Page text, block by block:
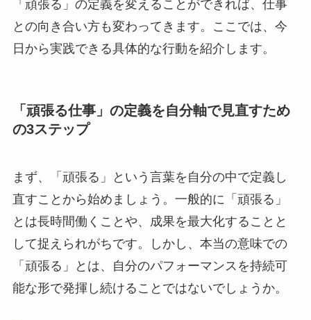
「頑張る」の定義を変えることができれば、仕事
との向き合い方も変わってきます。ここでは、今
日から実践できる具体的な行動を紹介します。
「頑張る仕事」の定義を自分軸で見直すため
の3ステップ
まず、「頑張る」という言葉を自分の中で定義し
直すことから始めましょう。一般的に「頑張る」
とは長時間働くことや、成果を最大化することと
して捉えられがちです。しかし、本当の意味での
「頑張る」とは、自分のパフォーマンスを持続可
能な形で発揮し続けることではないでしょうか。